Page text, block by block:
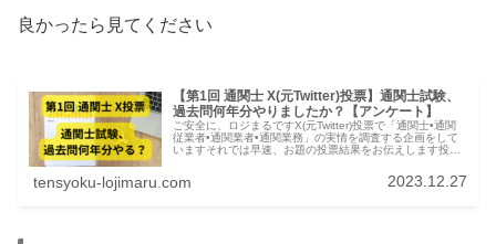
良かったら見てください
【第1回 通関士 X(元Twitter)投票】通関士試験、
過去問何年分やりましたか？【アンケート】
ご安全に、ロジまるですX(元Twitter)投票で「通関士•通関
従業者•通関業者•通関業務」の実情を調査する企画をして
いますそれでは早速、お題の投票結果をお伝えします投票
tensyoku-lojimaru.com 2023.12.27